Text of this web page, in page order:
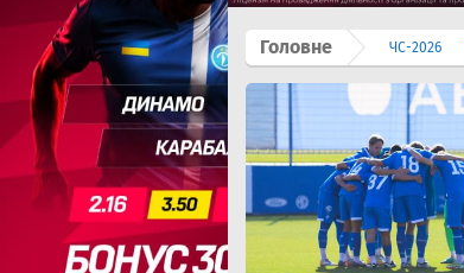
Головне ЧС-2026